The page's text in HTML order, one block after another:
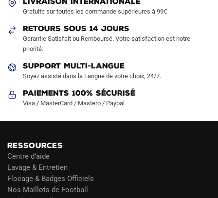
être
choisies
sur
page
produit
Gratuite sur toutes les commande supérieures à 99€
RETOURS SOUS 14 JOURS
Garantie Satisfait ou Remboursé. Votre satisfaction est notre
priorité.
SUPPORT MULTI-LANGUE
Soyez assisté dans la Langue de votre choix, 24/7.
Paiements 100% Sécurisé
Visa / MasterCard / Mastero / Paypal
RESSOURCES
Centre d’aide
Lavage & Entretien
Flocage & Badges Officiels
Nos Maillots de Football